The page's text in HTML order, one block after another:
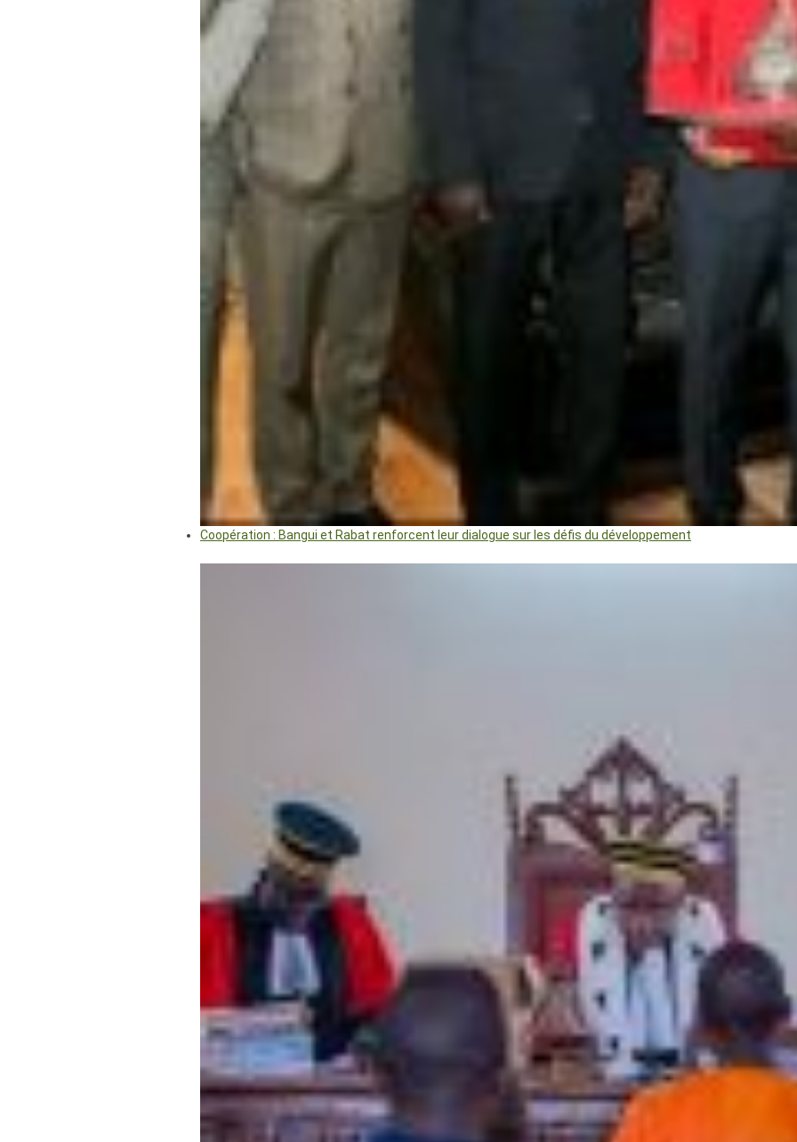
Coopération : Bangui et Rabat renforcent leur dialogue sur les défis du développement